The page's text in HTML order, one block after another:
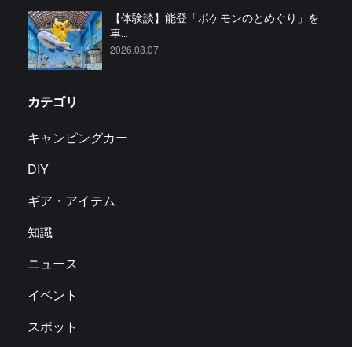
【体験談】能登「ポケモンのとめぐり」を
車...
2026.08.07
カテゴリ
キャンピングカー
DIY
ギア・アイテム
知識
ニュース
イベント
スポット